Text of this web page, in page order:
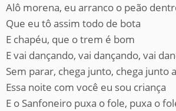
Alô morena, eu arranco o peão
Que eu tô assim todo de bota
E chapéu, que o trem é bom
E vai dançando, vai dançando, vai
Sem parar, chega junto, chega junto
Essa noite com você eu sou criança
E o Sanfoneiro puxa o fole, puxa o